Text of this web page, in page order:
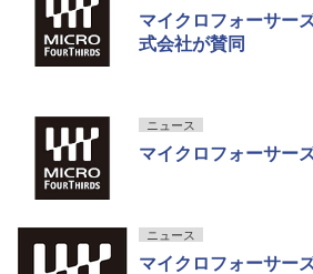
マイクロフォーサー
式会社が賛同
ニュース
マイクロフォーサー
ニュース
マイクロフォーサー